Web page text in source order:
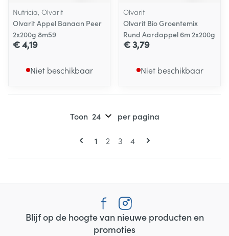
Nutricia, Olvarit
Olvarit Appel Banaan Peer
2x200g 8m59
€ 4,19
Niet beschikbaar
Olvarit
Olvarit Bio Groentemix
Rund Aardappel 6m 2x200g
€ 3,79
Niet beschikbaar
Pagina's
U lees momenteel pagina
1 Pagina
2 Pagina
3 Pagina
4
Toon per pagina
Blijf op de hoogte van nieuwe producten en
promoties